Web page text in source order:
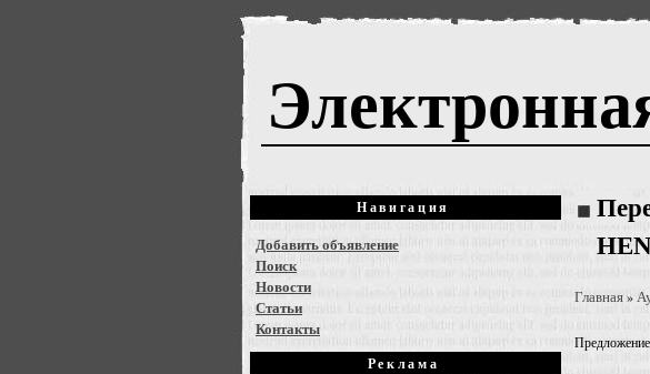
Навигация
Добавить объявление
Поиск
Новости
Статьи
Контакты
Реклама
Главная»
Предложение